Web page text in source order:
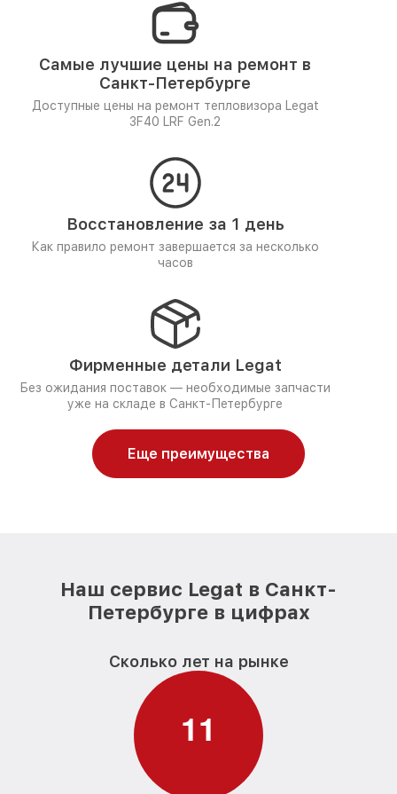
Самые лучшие цены на ремонт в
Санкт-Петербурге
Доступные цены на ремонт тепловизора Legat
3F40 LRF Gen.2
Восстановление за 1 день
Как правило ремонт завершается за несколько
часов
Фирменные детали Legat
Без ожидания поставок — необходимые запчасти
уже на складе в Санкт-Петербурге
Еще преимущества
Наш сервис Legat в Санкт-
Петербурге в цифрах
Сколько лет на рынке
11